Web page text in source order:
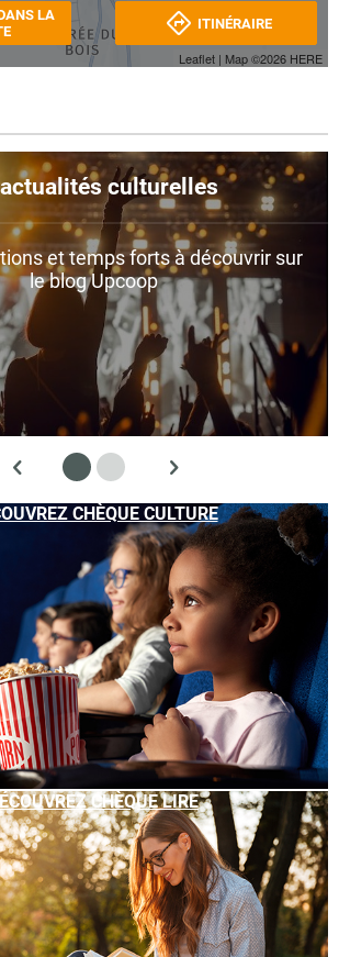
Leaflet | Map ©2026 HERE
LA
ITINÉRAIRE
culturelles
et temps forts à découvrir sur
le blog Upcoop
CHÈQUE CULTURE
CHÈQUE LIRE